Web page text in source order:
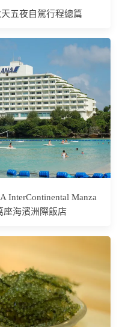
天五夜自駕行程總篇
InterContinental Manza
座海濱洲際飯店